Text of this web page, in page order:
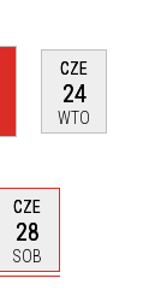
CZE
24
WTO
CZE
28
SOB